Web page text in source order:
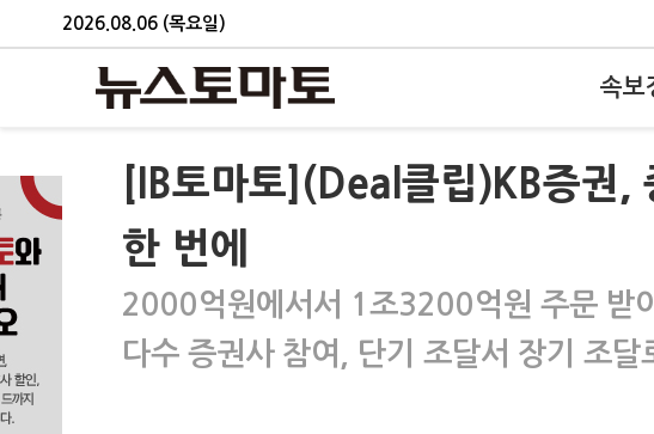
2026.08.06 (목요일)
속보
[IB토마토](Deal클립)KB증권,
한 번에
2000억원에서서 1조3200억원 주문 받
다수 증권사 참여, 단기 조달서 장기 조달